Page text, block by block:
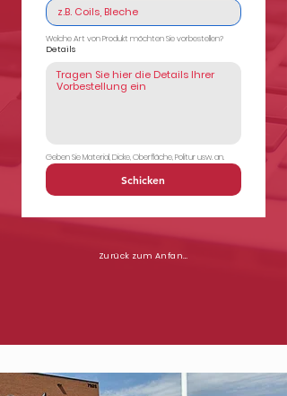
Welche Art von Produkt möchten Sie vorbestellen?
Details
Geben Sie Material, Dicke, Oberfläche, Politur usw. an.
Schicken
Zurück zum Anfang